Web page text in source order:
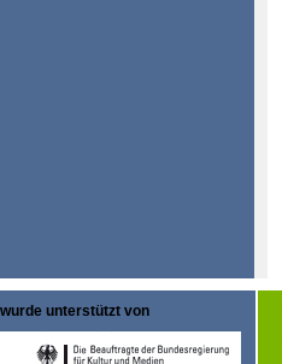
wurde unterstützt von